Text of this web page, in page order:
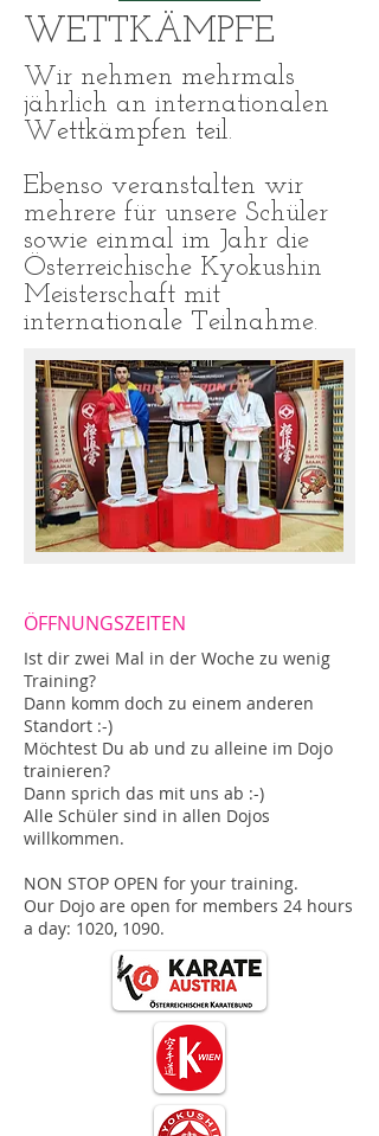
WETTKÄMPFE
Wir nehmen mehrmals
jährlich an internationalen
Wettkämpfen teil.
Ebenso veranstalten wir
mehrere für unsere Schüler
sowie einmal im Jahr die
Österreichische Kyokushin
Meisterschaft mit
internationale Teilnahme.
ÖFFNUNGSZEITEN
Ist dir zwei Mal in der Woche zu wenig
Training?
Dann komm doch zu einem anderen
Standort :-)
Möchtest Du ab und zu alleine im Dojo
trainieren?
Dann sprich das mit uns ab :-)
Alle Schüler sind in allen Dojos
willkommen.
NON STOP OPEN for your training.
Our Dojo are open for members 24 hours
a day: 1020, 1090.